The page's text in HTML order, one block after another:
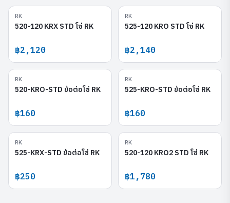
RK
520-120 KRX STD โซ่ RK
฿2,120
RK
525-120 KRO STD โซ่ RK
฿2,140
RK
520-KRO-STD ข้อต่อโซ่ RK
฿160
RK
525-KRO-STD ข้อต่อโซ่ RK
฿160
RK
525-KRX-STD ข้อต่อโซ่ RK
฿250
RK
520-120 KRO2 STD โซ่ RK
฿1,780